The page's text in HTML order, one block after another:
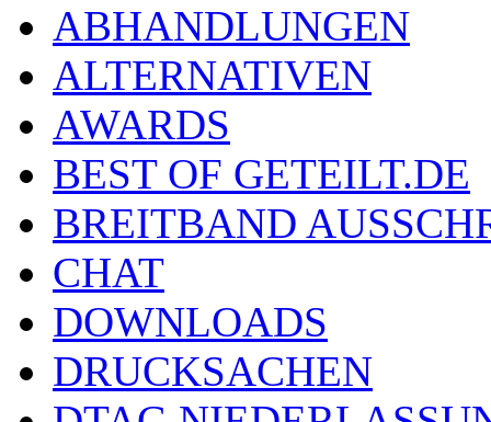
ABHANDLUNGEN
ALTERNATIVEN
AWARDS
BEST OF GETEILT.DE
BREITBAND
CHAT
DOWNLOADS
DRUCKSACHEN